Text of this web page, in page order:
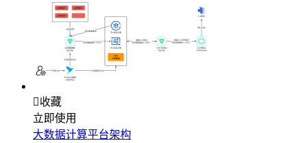
收藏
立即使用
大数据计算平台架构